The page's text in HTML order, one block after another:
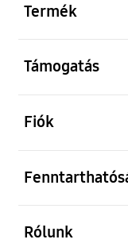
Termék
Támogatás
Fiók
Rólunk